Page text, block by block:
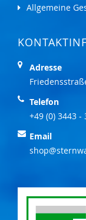
Allgemeine
Adresse
Telefon
+49 (0) 3443 -
Email